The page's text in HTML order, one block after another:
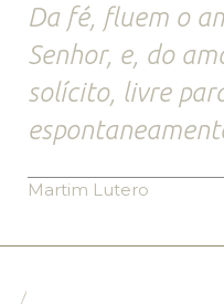
Da fé, fluem o
Senhor, e, do
solícito, livre
Martim Lutero